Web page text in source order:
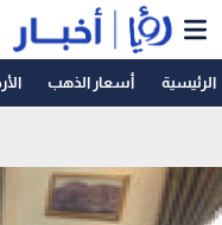
الرئيسية أسعار الذهب